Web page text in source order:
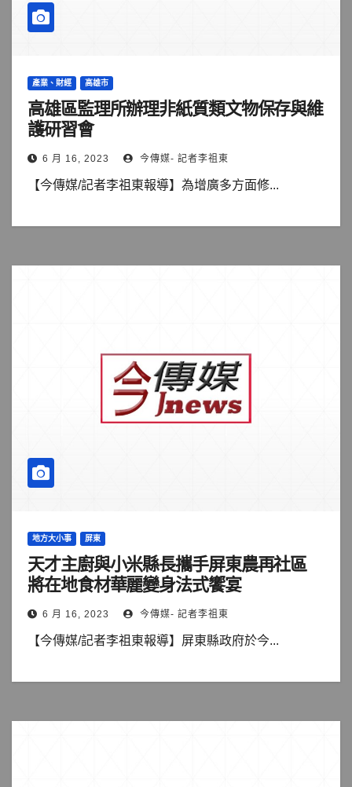
產業、財經 高雄市
高雄區監理所辦理非紙質類文物保存與維
護研習會
6 月 16, 2023 今傳媒- 記者李祖東
【今傳媒/記者李祖東報導】為增廣多方面修...
地方大小事 屏東
天才主廚與小米縣長攜手屏東農再社區
將在地食材華麗變身法式饗宴
6 月 16, 2023 今傳媒- 記者李祖東
【今傳媒/記者李祖東報導】屏東縣政府於今...